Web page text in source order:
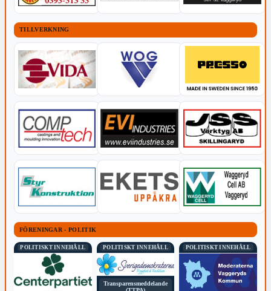
TILLVERKNING
FÖRENINGAR - POLITIK
POLITISKT INNEHÅLL POLITISKT INNEHÅLL
Transparensmeddelande
POLITISKT INNEHÅLL